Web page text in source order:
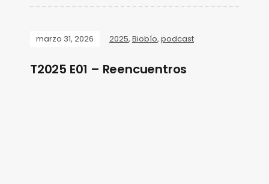
marzo 31, 2026 2025, Biobío, podcast
T2025 E01 – Reencuentros